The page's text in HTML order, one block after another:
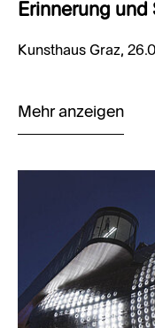
Erinnerung und
Kunsthaus Graz,
Mehr anzeigen